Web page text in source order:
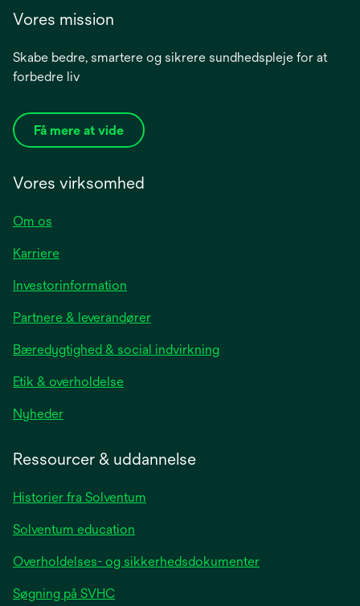
Vores mission
Skabe bedre, smartere og sikrere sundhedspleje for at
forbedre liv
Få mere at vide
Vores virksomhed
Om os
Karriere
Investorinformation
a
new
Partnere & leverandører
Bæredygtighed & social indvirkning
Etik & overholdelse
Nyhederopens
tab
Ressourcer & uddannelse
Historier fra Solventum
Solventum education
Overholdelses- og sikkerhedsdokumenter
Søgning på SVHC